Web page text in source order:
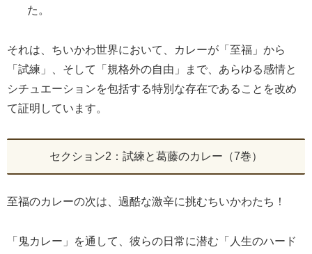
た。
それは、ちいかわ世界において、カレーが「至福」から
「試練」、そして「規格外の自由」まで、あらゆる感情と
シチュエーションを包括する特別な存在であることを改め
て証明しています。
セクション2：試練と葛藤のカレー（7巻）
至福のカレーの次は、過酷な激辛に挑むちいかわたち！
「鬼カレー」を通して、彼らの日常に潜む「人生のハード